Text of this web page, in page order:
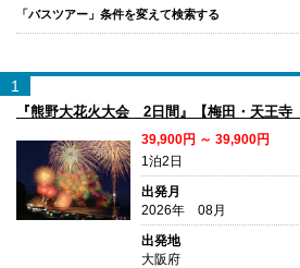
「バスツアー」条件を変えて検索する
1
『熊野大花火大会 2日間』【梅田・天王寺
39,900円 ～ 39,900円
1泊2日
出発月
2026年 08月
出発地
大阪府